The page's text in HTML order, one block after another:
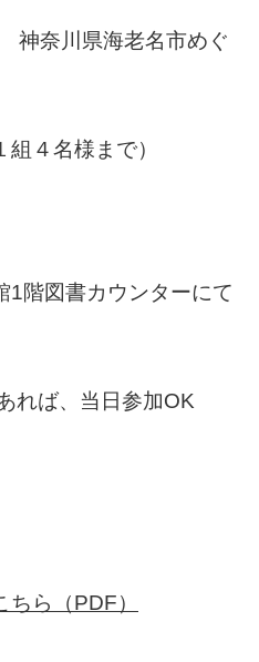
奈川県海老名市めぐ
４名様まで）
階図書カウンターにて
当日参加OK
ら（PDF）